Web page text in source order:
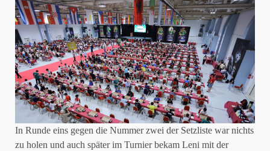
In Runde eins gegen die Nummer zwei der Setzliste war nichts
zu holen und auch später im Turnier bekam Leni mit der